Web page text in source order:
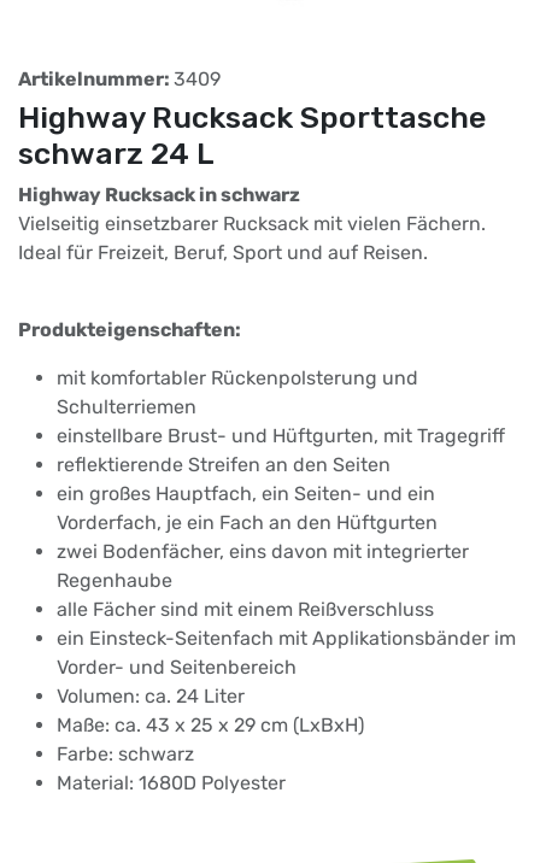
Artikelnummer: 3409
Highway Rucksack Sporttasche
schwarz 24 L
Highway Rucksack in schwarz
Vielseitig einsetzbarer Rucksack mit vielen Fächern.
Ideal für Freizeit, Beruf, Sport und auf Reisen.
Produkteigenschaften:
mit komfortabler Rückenpolsterung und
Schulterriemen
einstellbare Brust- und Hüftgurten, mit Tragegriff
reflektierende Streifen an den Seiten
ein großes Hauptfach, ein Seiten- und ein
Vorderfach, je ein Fach an den Hüftgurten
zwei Bodenfächer, eins davon mit integrierter
Regenhaube
alle Fächer sind mit einem Reißverschluss
ein Einsteck-Seitenfach mit Applikationsbänder im
Vorder- und Seitenbereich
Volumen: ca. 24 Liter
Maße: ca. 43 x 25 x 29 cm (LxBxH)
Farbe: schwarz
Material: 1680D Polyester